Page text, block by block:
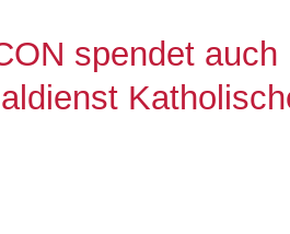
spendet